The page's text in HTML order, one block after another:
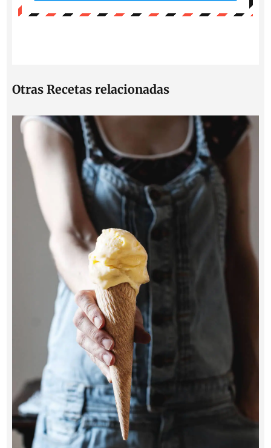
Otras Recetas relacionadas